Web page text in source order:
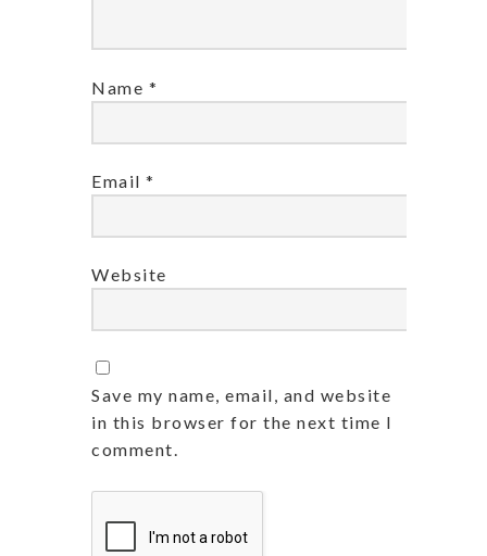
Name *
Email *
Website
Save my name, email, and website
in this browser for the next time I
comment.